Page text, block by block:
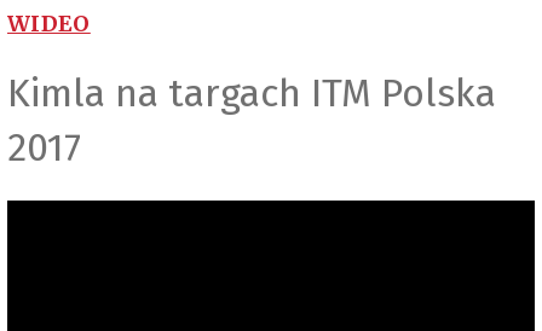
WIDEO
Kimla na targach ITM Polska
2017